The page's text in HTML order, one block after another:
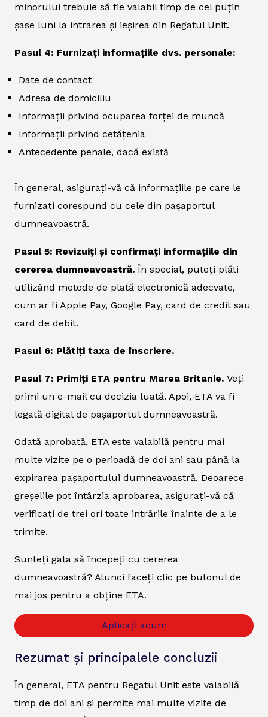
minorului trebuie să fie valabil timp de cel puțin
șase luni la intrarea și ieșirea din Regatul Unit.
Pasul 4: Furnizați informațiile dvs. personale:
Date de contact
Adresa de domiciliu
Informații privind ocuparea forței de muncă
Informații privind cetățenia
Antecedente penale, dacă există
În general, asigurați-vă că informațiile pe care le
furnizați corespund cu cele din pașaportul
dumneavoastră.
Pasul 5: Revizuiți și confirmați informațiile din
cererea dumneavoastră. În special, puteți plăti
utilizând metode de plată electronică adecvate,
cum ar fi Apple Pay, Google Pay, card de credit sau
card de debit.
Pasul 6: Plătiți taxa de înscriere.
Pasul 7: Primiți ETA pentru Marea Britanie. Veți
primi un e-mail cu decizia luată. Apoi, ETA va fi
legată digital de pașaportul dumneavoastră.
Odată aprobată, ETA este valabilă pentru mai
multe vizite pe o perioadă de doi ani sau până la
expirarea pașaportului dumneavoastră. Deoarece
greșelile pot întârzia aprobarea, asigurați-vă că
verificați de trei ori toate intrările înainte de a le
trimite.
Sunteți gata să începeți cu cererea
dumneavoastră? Atunci faceți clic pe butonul de
mai jos pentru a obține ETA.
Aplicați acum
Rezumat și principalele concluzii
În general, ETA pentru Regatul Unit este valabilă
timp de doi ani și permite mai multe vizite de